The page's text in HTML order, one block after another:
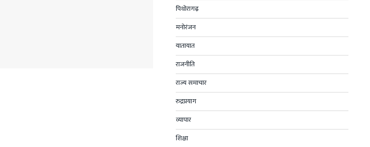
पिथोरागढ़
मनोरंजन
यातायात
राजनीति
राज्य समाचार
रुद्रप्रयाग
व्यापार
शिक्षा